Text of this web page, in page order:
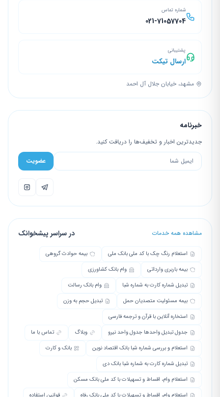
شماره تماس
021-71057704
پشتیبانی
ارسال تیکت
مشهد، خیابان جلال آل احمد
خبرنامه
جدیدترین اخبار و تخفیف‌ها را دریافت کنید.
عضویت
مشاهده همه خدمات در سراسر پیشخوانک
استعلام رنگ چک با کد ملی بانک ملی
بیمه حوادث گروهی
بیمه باربری وارداتی
وام بانک کشاورزی
تبدیل شماره کارت به شماره شبا
وام بانک رسالت
بیمه مسئولیت متصدیان حمل
تبدیل حجم به وزن
استخاره آنلاین با قرآن و ترجمه فارسی
جدول تبدیل واحدها جدول واحد نیرو
وبلاگ
تماس با ما
استعلام و بررسی شماره شبا بانک اقتصاد نوین
بانک و کارت
تبدیل شماره کارت به شماره شبا بانک دی
استعلام وام، اقساط و تسهیلات با کد ملی بانک مسکن
استعلام وام، اقساط و تسهیلات با کد ملی بانک رفاه
قوانین استفاده